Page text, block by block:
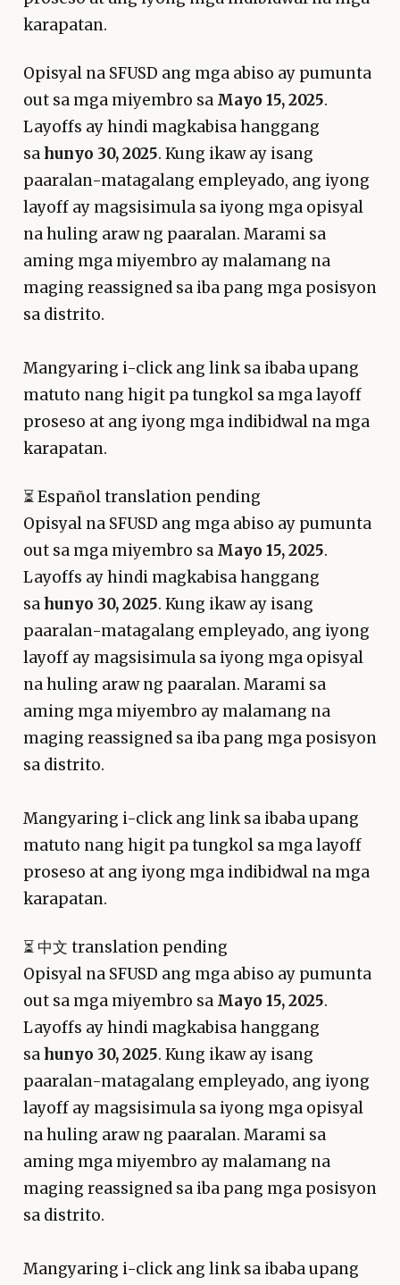
karapatan.
Opisyal na SFUSD ang mga abiso ay pumunta
out sa mga miyembro sa Mayo 15, 2025.
Layoffs ay hindi magkabisa hanggang
sahunyo 30, 2025. Kung ikaw ay isang
paaralan-matagalang empleyado, ang iyong
layoff ay magsisimula sa iyong mga opisyal
na huling araw ng paaralan. Marami sa
aming mga miyembro ay malamang na
maging reassigned sa iba pang mga posisyon
sa distrito.
Mangyaring i-click ang link sa ibaba upang
matuto nang higit pa tungkol sa mga layoff
proseso at ang iyong mga indibidwal na mga
karapatan.
⏳Español translation pending
Opisyal na SFUSD ang mga abiso ay pumunta
out sa mga miyembro sa Mayo 15, 2025.
Layoffs ay hindi magkabisa hanggang
sahunyo 30, 2025. Kung ikaw ay isang
paaralan-matagalang empleyado, ang iyong
layoff ay magsisimula sa iyong mga opisyal
na huling araw ng paaralan. Marami sa
aming mga miyembro ay malamang na
maging reassigned sa iba pang mga posisyon
sa distrito.
Mangyaring i-click ang link sa ibaba upang
matuto nang higit pa tungkol sa mga layoff
proseso at ang iyong mga indibidwal na mga
karapatan.
⏳中文 translation pending
Opisyal na SFUSD ang mga abiso ay pumunta
out sa mga miyembro sa Mayo 15, 2025.
Layoffs ay hindi magkabisa hanggang
sahunyo 30, 2025. Kung ikaw ay isang
paaralan-matagalang empleyado, ang iyong
layoff ay magsisimula sa iyong mga opisyal
na huling araw ng paaralan. Marami sa
aming mga miyembro ay malamang na
maging reassigned sa iba pang mga posisyon
sa distrito.
Mangyaring i-click ang link sa ibaba upang